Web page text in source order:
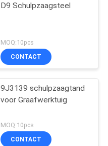
D9 Schulpzaagsteel
MOQ:10pcs
CONTACT
9J3139 schulpzaagtand
voor Graafwerktuig
MOQ:10pcs
CONTACT